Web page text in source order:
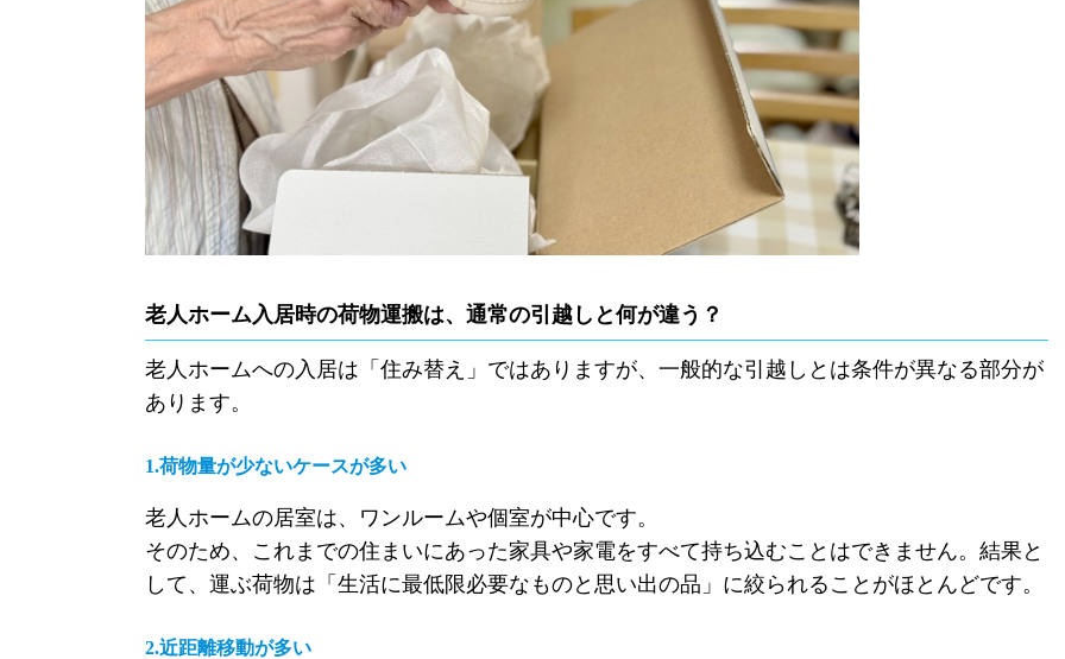
老人ホーム入居時の荷物運搬は、通常の引越しと何が違う？
老人ホームへの入居は「住み替え」ではありますが、一般的な引越しとは条件が異なる部分が
あります。
1.荷物量が少ないケースが多い
老人ホームの居室は、ワンルームや個室が中心です。
そのため、これまでの住まいにあった家具や家電をすべて持ち込むことはできません。結果と
して、運ぶ荷物は「生活に最低限必要なものと思い出の品」に絞られることがほとんどです。
2.近距離移動が多い